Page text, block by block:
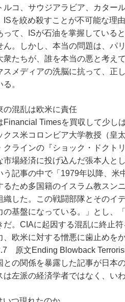
ルコ、サウジアラビア、カター
ISを絞め殺すことが不可能な理
って、ISが石油を掌握している
ん。しかし、本当の問題は、パ
衆たちが、誰を本当の悪と考え
スメディアの洗脳に抗って、正
。
混乱は欧米に責任
Timesを買収して少し
クス米コロンビア大学教授（皇
クラインの『ショック・ドクト
市場経済に投げ込んだ張本人と
う記事の中で「1979年以降、米
るため多国籍のイスラム教スン
織した。この戦闘部隊とそのイ
の基盤になっている。」とし、
だ。CIAに起因する混乱に終止
、欧米に対する憎悪に歯止めを
原文Ending Blowback
との関係を暴露した記事が日本
は左派の経済学者ではなく、い